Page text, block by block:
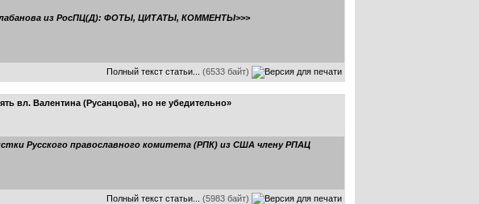
из РосПЦ(Д): ФОТЫ, ЦИТАТЫ, КОММЕНТЫ>>>
Полный текст статьи... (6533 байт)
вл. Валентина (Русанцова), но не убедительно»
Русского православного комитета (РПК) из США члену РПАЦ
Полный текст статьи... (5983 байт)